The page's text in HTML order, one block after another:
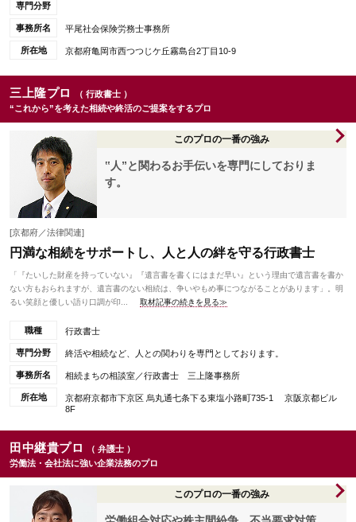
専門分野
事務所名 平尾社会保険労務士事務所
所在地 京都府亀岡市西つつじケ丘霧島台2丁目10-9
三上隆プロ
（ 行政書士 ）
“これから”を考えた相続や終活のご提案をするプロ
このプロの一番の強み
‟人”と関わるお手伝いを専門にしておりま
す。
[京都府／法律関連]
円満な相続をサポートし、人と人の絆を守る行政書士
「『たいした財産を持っていない』『遺言書を書くにはまだ早い』という理由で遺言書を書か
ない方もおられますが、遺言書のない相続は、争いやもめ事につながることがあります」。明
るい笑顔と優しい語り口調が印...
取材記事の続きを見る≫
職種 行政書士
専門分野 終活や相続など、人との関わりを専門としております。
事務所名 相続まちの相談室／行政書士 三上隆事務所
所在地
京都府京都市下京区 烏丸通七条下る東塩小路町735-1 京阪京都ビル
8F
田中継貴プロ
（ 弁護士 ）
労働法・会社法に強い企業法務のプロ
このプロの一番の強み